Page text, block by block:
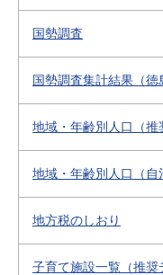
国勢調査
国勢調査集計結果（徳
地域・年齢別人口（推
地域・年齢別人口（自
地方税のしおり
子育て施設一覧（推奨